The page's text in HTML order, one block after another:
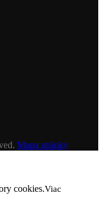
Mapa stránky
cookies.Viac